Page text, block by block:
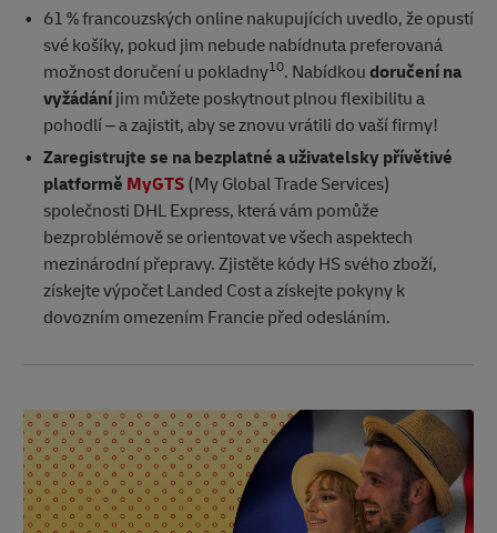
61 % francouzských online nakupujících uvedlo, že opustí
své košíky, pokud jim nebude nabídnuta preferovaná
možnost doručení u pokladny10. Nabídkou doručení na
vyžádáníjim můžete poskytnout plnou flexibilitu a
pohodlí – a zajistit, aby se znovu vrátili do vaší firmy!
Zaregistrujte se na bezplatné a uživatelsky přívětivé
platformě MyGTS(My Global Trade Services)
společnosti DHL Express, která vám pomůže
bezproblémově se orientovat ve všech aspektech
mezinárodní přepravy. Zjistěte kódy HS svého zboží,
získejte výpočet Landed Cost a získejte pokyny k
dovozním omezením Francie před odesláním.